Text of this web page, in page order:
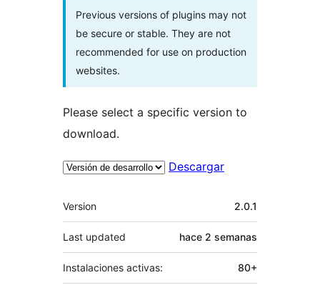
Previous versions of plugins may not
be secure or stable. They are not
recommended for use on production
websites.
Please select a specific version to
download.
Descargar
Meta
Version 2.0.1
Last updated hace 2 semanas
Instalaciones activas: 80+